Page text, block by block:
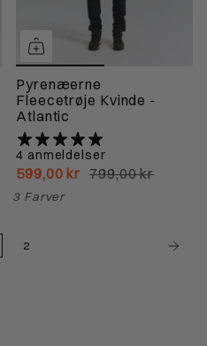
Pyrenæerne
Fleecetrøje Kvinde -
Atlantic
4 anmeldelser
599,00 kr 799,00 kr
3 Farver
2